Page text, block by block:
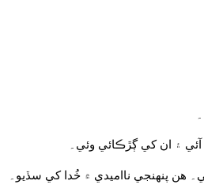
۽ ان کي ڳڙڪائي وئي۔
پنهنجي نااميدي ۾ خُدا کي سڏيو۔